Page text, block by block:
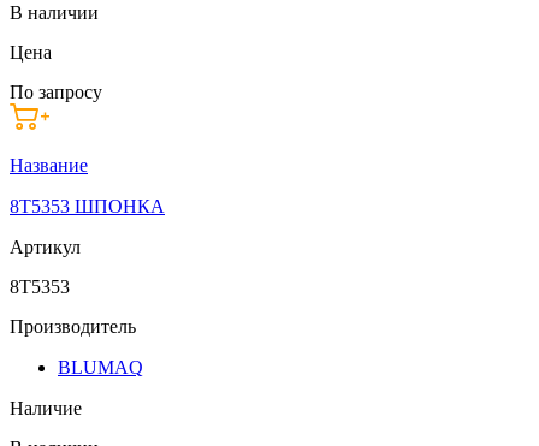
В наличии
Цена
По запросу
Название
8T5353 ШПОНКА
Артикул
8T5353
Производитель
BLUMAQ
Наличие